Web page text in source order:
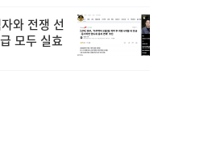
와 전쟁 선
모두 실효